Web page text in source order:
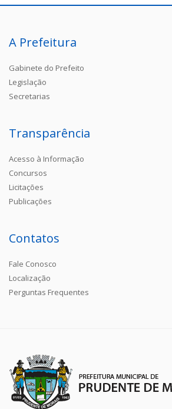
A Prefeitura
Gabinete do Prefeito
Legislação
Secretarias
Transparência
Acesso à Informação
Concursos
Licitações
Publicações
Contatos
Fale Conosco
Localização
Perguntas Frequentes